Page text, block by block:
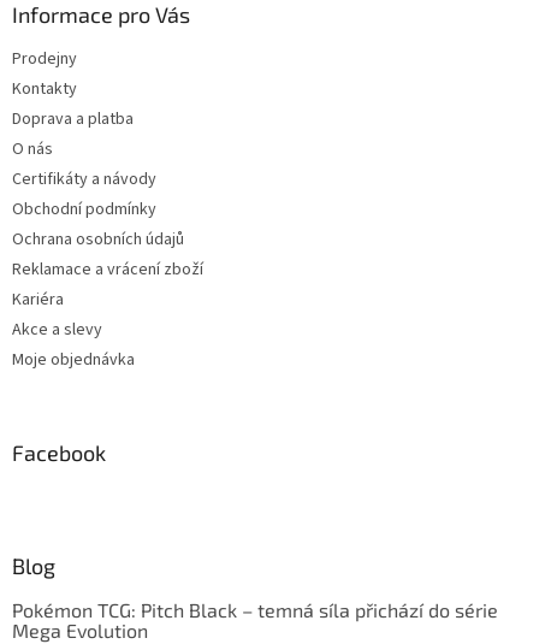
Informace pro Vás
Prodejny
Kontakty
Doprava a platba
O nás
Certifikáty a návody
Obchodní podmínky
Ochrana osobních údajů
Reklamace a vrácení zboží
Kariéra
Akce a slevy
Moje objednávka
Facebook
Blog
Pokémon TCG: Pitch Black – temná síla přichází do série
Mega Evolution